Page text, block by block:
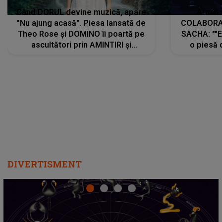
Când DORUL devine muzică, apare
"Nu ajung acasă". Piesa lansată de
Theo Rose și DOMINO îi poartă pe
ascultători prin AMINTIRI și
SACHA:
o piesă
DIVERTISMENT